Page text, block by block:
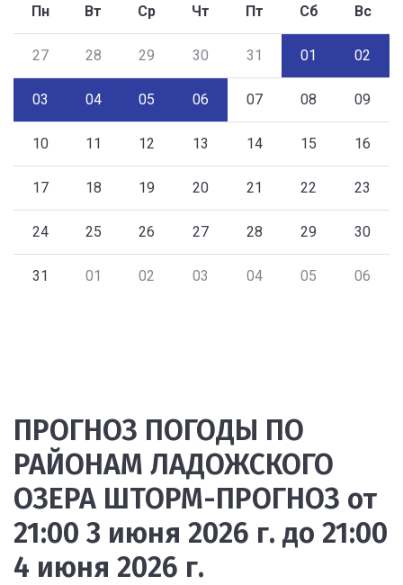
Пн Вт Ср Чт Пт Сб Вс
27 28 29 30 31 01 02
03 04 05 06 07 08 09
10 11 12 13 14 15 16
17 18 19 20 21 22 23
24 25 26 27 28 29 30
31 01 02 03 04 05 06
ПРОГНОЗ ПОГОДЫ ПО
РАЙОНАМ ЛАДОЖСКОГО
ОЗЕРА ШТОРМ-ПРОГНОЗ от
21:00 3 июня 2026 г. до 21:00
4 июня 2026 г.